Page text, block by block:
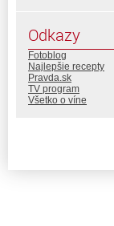
Odkazy
Fotoblog
Najlepšie recepty
Pravda.sk
TV program
Všetko o víne